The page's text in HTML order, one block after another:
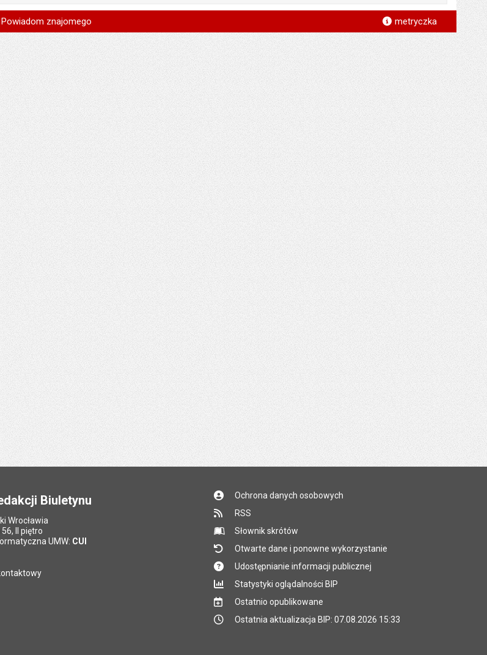
08.10.2024
Przemysław Dziewięcki
08.10.2024
Joanna Szczepan
znajomego
i nazwiskoPole wymagane
Powiadom znajomego metryczka
Biuletynu
Wrocławia
II piętro
UMW: CUI
Ochrona danych osobowych
RSS
Słownik skrótów
Otwarte dane i ponowne wykorzystanie
Udostępnianie informacji publicznej
Statystyki oglądalności BIP
Ostatnio opublikowane
Ostatnia aktualizacja BIP: 07.08.2026 15:33